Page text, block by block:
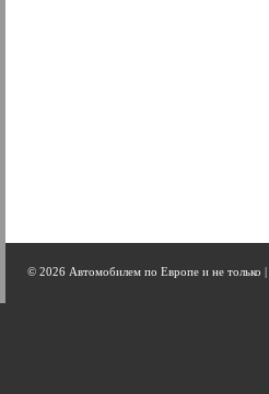
© 2026 Автомобилем по Европе и не только |